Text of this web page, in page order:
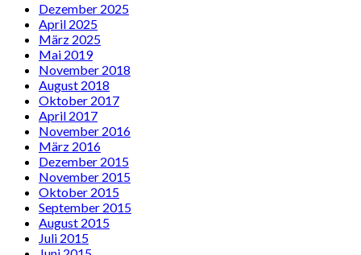
Dezember 2025
April 2025
März 2025
Mai 2019
November 2018
August 2018
Oktober 2017
April 2017
November 2016
März 2016
Dezember 2015
November 2015
Oktober 2015
September 2015
August 2015
Juli 2015